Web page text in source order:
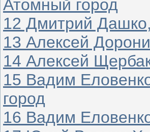
Атомный город
12 Дмитрий
13 Алексей
14 Алексей
15 Вадим
город
16 Вадим